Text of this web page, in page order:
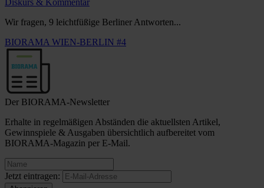
Wir fragen, 9 leichtfüßige Berliner Antworten...
BIORAMA WIEN-BERLIN #4
Der BIORAMA-Newsletter
Erhalte in regelmäßigen Abständen die aktuellsten Artikel,
Gewinnspiele & Ausgaben übersichtlich aufbereitet vom
BIORAMA-Magazin per E-Mail.
Jetzt eintragen: